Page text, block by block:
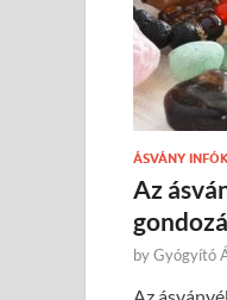
ÁSVÁNY
Az
byGyógyító